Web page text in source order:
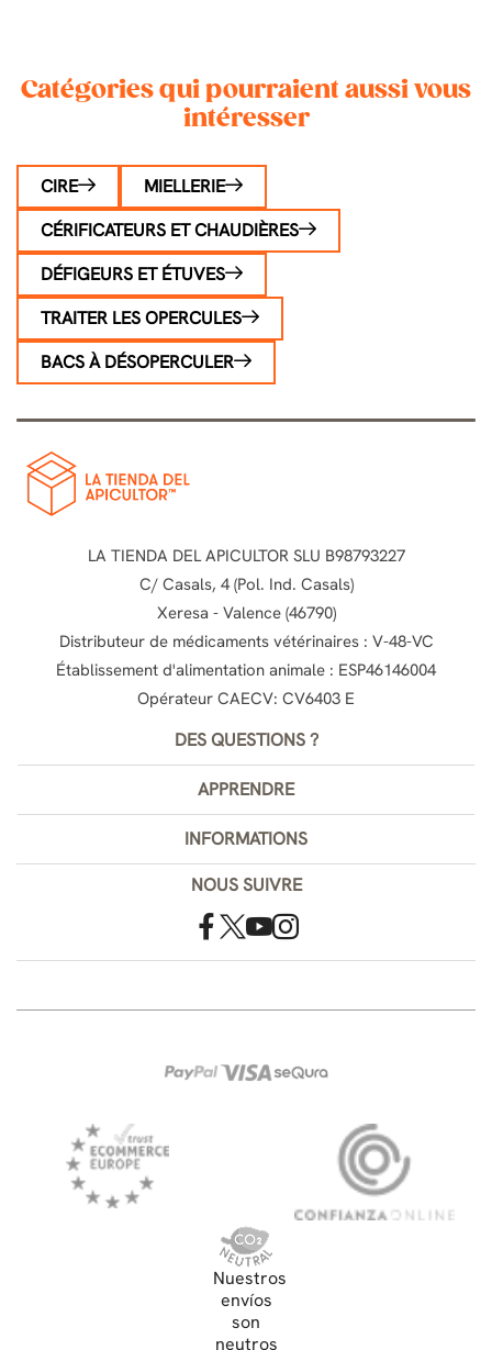
Catégories qui pourraient aussi vous
intéresser
CIRE
MIELLERIE
CÉRIFICATEURS ET CHAUDIÈRES
DÉFIGEURS ET ÉTUVES
TRAITER LES OPERCULES
BACS À DÉSOPERCULER
LA TIENDA DEL APICULTOR SLU B98793227
C/ Casals, 4 (Pol. Ind. Casals)
Xeresa - Valence (46790)
Distributeur de médicaments vétérinaires : V-48-VC
Établissement d'alimentation animale : ESP46146004
Opérateur CAECV: CV6403 E
DES QUESTIONS ?
APPRENDRE
INFORMATIONS
NOUS SUIVRE
Nuestros
envíos
son
neutros